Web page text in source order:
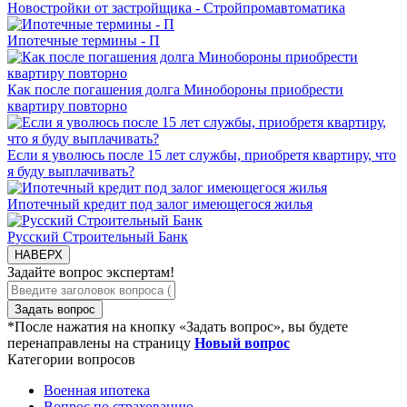
Новостройки от застройщика - Стройпромавтоматика
Ипотечные термины - П
Как после погашения долга Минобороны приобрести
квартиру повторно
Если я уволюсь после 15 лет службы, приобретя квартиру, что
я буду выплачивать?
Ипотечный кредит под залог имеющегося жилья
Русский Строительный Банк
НАВЕРХ
Задайте вопрос экспертам!
Задать вопрос
*После нажатия на кнопку «Задать вопрос», вы будете
перенаправлены на страницу Новый вопрос
Категории вопросов
Военная ипотека